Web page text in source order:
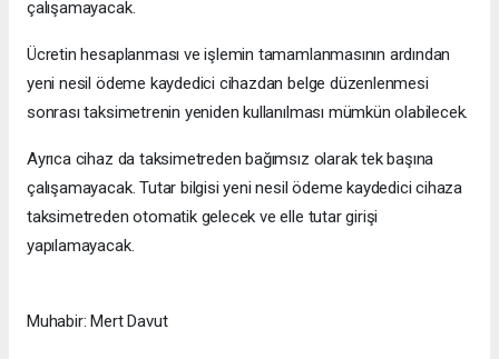
çalışamayacak.
Ücretin hesaplanması ve işlemin tamamlanmasının ardından
yeni nesil ödeme kaydedici cihazdan belge düzenlenmesi
sonrası taksimetrenin yeniden kullanılması mümkün olabilecek.
Ayrıca cihaz da taksimetreden bağımsız olarak tek başına
çalışamayacak. Tutar bilgisi yeni nesil ödeme kaydedici cihaza
taksimetreden otomatik gelecek ve elle tutar girişi
yapılamayacak.
Muhabir: Mert Davut